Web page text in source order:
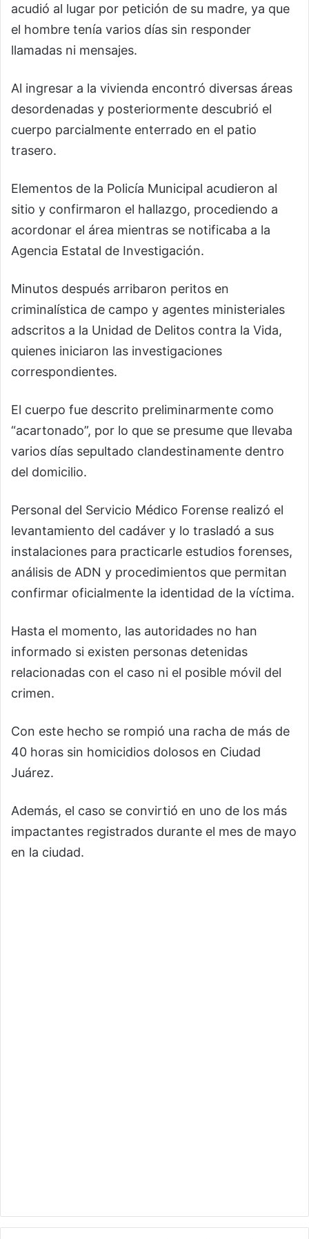
acudió al lugar por petición de su madre, ya que
el hombre tenía varios días sin responder
llamadas ni mensajes.
Al ingresar a la vivienda encontró diversas áreas
desordenadas y posteriormente descubrió el
cuerpo parcialmente enterrado en el patio
trasero.
Elementos de la Policía Municipal acudieron al
sitio y confirmaron el hallazgo, procediendo a
acordonar el área mientras se notificaba a la
Agencia Estatal de Investigación.
Minutos después arribaron peritos en
criminalística de campo y agentes ministeriales
adscritos a la Unidad de Delitos contra la Vida,
quienes iniciaron las investigaciones
correspondientes.
El cuerpo fue descrito preliminarmente como
“acartonado”, por lo que se presume que llevaba
varios días sepultado clandestinamente dentro
del domicilio.
Personal del Servicio Médico Forense realizó el
levantamiento del cadáver y lo trasladó a sus
instalaciones para practicarle estudios forenses,
análisis de ADN y procedimientos que permitan
confirmar oficialmente la identidad de la víctima.
Hasta el momento, las autoridades no han
informado si existen personas detenidas
relacionadas con el caso ni el posible móvil del
crimen.
Con este hecho se rompió una racha de más de
40 horas sin homicidios dolosos en Ciudad
Juárez.
Además, el caso se convirtió en uno de los más
impactantes registrados durante el mes de mayo
en la ciudad.